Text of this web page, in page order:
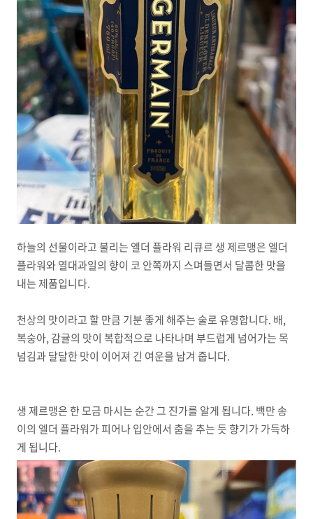
하늘의 선물이라고 불리는 엘더 플라워 리큐르 생 제르맹은 엘더
플라워와 열대과일의 향이 코 안쪽까지 스며들면서 달콤한 맛을
내는 제품입니다.
천상의 맛이라고 할 만큼 기분 좋게 해주는 술로 유명합니다. 배,
복숭아, 감귤의 맛이 복합적으로 나타나며 부드럽게 넘어가는 목
넘김과 달달한 맛이 이어져 긴 여운을 남겨 줍니다.
생 제르맹은 한 모금 마시는 순간 그 진가를 알게 됩니다. 백만 송
이의 엘더 플라워가 피어나 입안에서 춤을 추는 듯 향기가 가득하
게 됩니다.